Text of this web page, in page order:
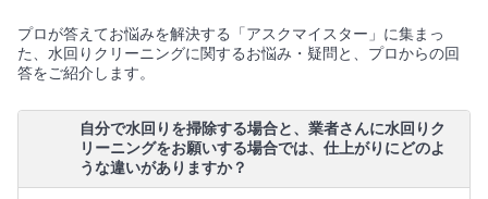
プロが答えてお悩みを解決する「アスクマイスター」に集まっ
た、水回りクリーニングに関するお悩み・疑問と、プロからの回
答をご紹介します。
自分で水回りを掃除する場合と、業者さんに水回りク
リーニングをお願いする場合では、仕上がりにどのよ
うな違いがありますか？